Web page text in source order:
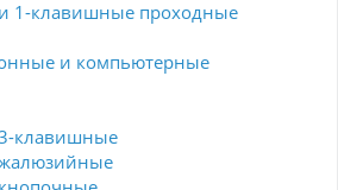
1-клавишные проходные
и компьютерные
клавишные